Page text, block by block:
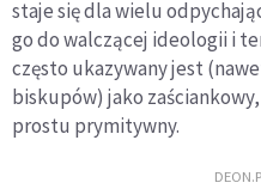
staje się dla wielu
go do walczącej ideologii i
często ukazywany jest
biskupów) jako
prostu prymitywny.